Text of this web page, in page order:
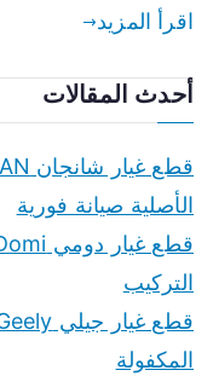
اقرأ المزيد
أحدث المقالات
الأصلية صيانة فورية
التركيب
المكفولة